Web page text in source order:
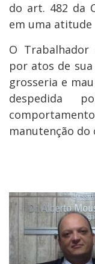
do art. 482 da
em uma
O
por atos de
grosseria e
despedida
manutenção